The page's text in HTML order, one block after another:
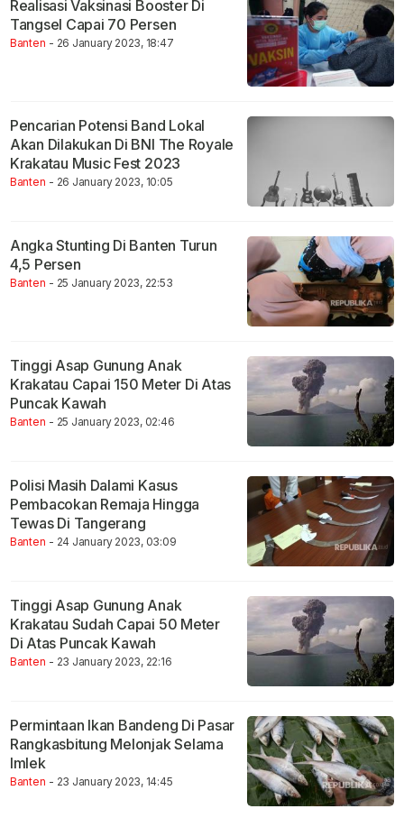
Realisasi Vaksinasi Booster Di
Tangsel Capai 70 Persen
Banten - 26 January 2023, 18:47
Pencarian Potensi Band Lokal
Akan Dilakukan Di BNI The Royale
Krakatau Music Fest 2023
Banten - 26 January 2023, 10:05
Angka Stunting Di Banten Turun
4,5 Persen
Banten - 25 January 2023, 22:53
Tinggi Asap Gunung Anak
Krakatau Capai 150 Meter Di Atas
Puncak Kawah
Banten - 25 January 2023, 02:46
Polisi Masih Dalami Kasus
Pembacokan Remaja Hingga
Tewas Di Tangerang
Banten - 24 January 2023, 03:09
Tinggi Asap Gunung Anak
Krakatau Sudah Capai 50 Meter
Di Atas Puncak Kawah
Banten - 23 January 2023, 22:16
Permintaan Ikan Bandeng Di Pasar
Rangkasbitung Melonjak Selama
Imlek
Banten - 23 January 2023, 14:45